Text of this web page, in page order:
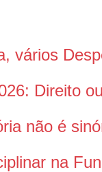
vários
Direito
não é
na